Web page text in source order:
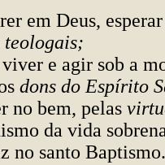
em Deus,
teologais;
e agir sob a
dons do Espírito
no bem, pelas
da vida
no santo Baptismo.